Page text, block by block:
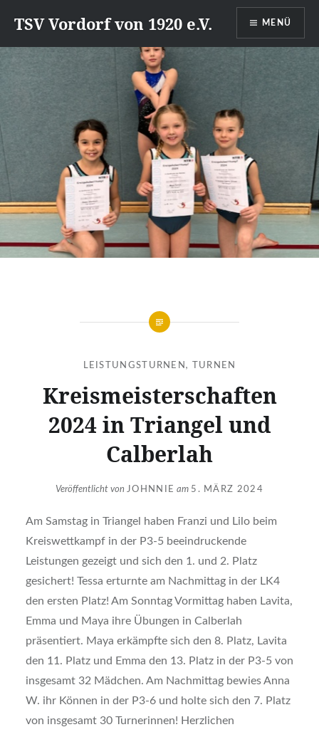
zumTSV Vordorf von 1920 e.V. MENÜ
LEISTUNGSTURNEN, TURNEN
Kreismeisterschaften
2024 in Triangel und
Calberlah
Veröffentlicht vonJOHNNIE am 5. MÄRZ 2024
Am Samstag in Triangel haben Franzi und Lilo beim
Kreiswettkampf in der P3-5 beeindruckende
Leistungen gezeigt und sich den 1. und 2. Platz
gesichert! Tessa erturnte am Nachmittag in der LK4
den ersten Platz! Am Sonntag Vormittag haben Lavita,
Emma und Maya ihre Übungen in Calberlah
präsentiert. Maya erkämpfte sich den 8. Platz, Lavita
den 11. Platz und Emma den 13. Platz in der P3-5 von
insgesamt 32 Mädchen. Am Nachmittag bewies Anna
W. ihr Können in der P3-6 und holte sich den 7. Platz
von insgesamt 30 Turnerinnen! Herzlichen